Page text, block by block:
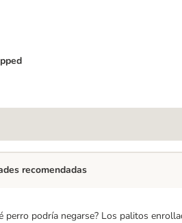
perro podría negarse? Los palitos
recomendadas